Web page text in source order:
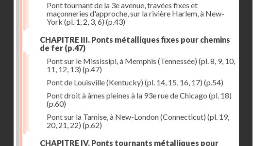
Pont tournant de la 3e avenue, travées fixes et
maçonneries d'approche, sur la rivière Harlem, à New-
York (pl. 1, 2, 3, 6) (p.43)
CHAPITRE III. Ponts métalliques fixes pour chemins
de fer (p.47)
Pont sur le Mississipi, à Memphis (Tennessée) (pl. 8, 9, 10,
11, 12, 13) (p.47)
Pont de Louisville (Kentucky) (pl. 14, 15, 16, 17) (p.54)
Pont droit à âmes pleines à la 93e rue de Chicago (pl. 18)
(p.60)
Pont sur la Tamise, à New-London (Connecticut) (pl. 19,
20, 21, 22) (p.62)
CHAPITRE IV. Ponts tournants métalliques pour